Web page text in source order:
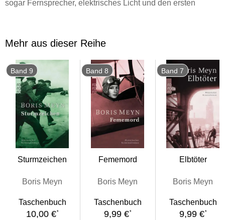
sogar Fernsprecher, elektrisches Licht und den ersten
Dass Commissarius Bischop in den Ruhestand gegangen
ist, macht sich bei den Ermittlungen schmerzlich bemerkbar.
Doch es gibt ja noch Filius Sören. . .
Mehr aus dieser Reihe
Band 9
Sturmzeichen
Boris Meyn
Taschenbuch
10,00 €*
Band 8
Fememord
Boris Meyn
Taschenbuch
9,99 €*
Band 7
Elbtöter
Boris Meyn
Taschenbuch
9,99 €*